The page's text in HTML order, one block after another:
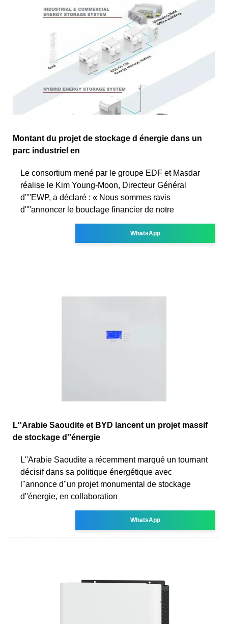
Montant du projet de stockage d énergie dans un
parc industriel en
Le consortium mené par le groupe EDF et Masdar
réalise le Kim Young-Moon, Directeur Général
d''''EWP, a déclaré : « Nous sommes ravis
d''''annoncer le bouclage financier de notre
WhatsApp
L''Arabie Saoudite et BYD lancent un projet massif
de stockage d''énergie
L''Arabie Saoudite a récemment marqué un tournant
décisif dans sa politique énergétique avec
l''annonce d''un projet monumental de stockage
d''énergie, en collaboration
WhatsApp